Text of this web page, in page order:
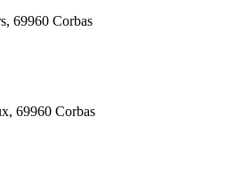
69960 Corbas
69960 Corbas